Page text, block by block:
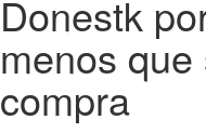
Donestk
menos
compra